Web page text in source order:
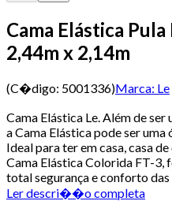
Cama Elástica
2,44m x 2,14m
(C�digo: 5001336)Marca: Le
Cama Elástica Le. Além de
a Cama Elástica pode ser
Ideal para ter em casa, casa
Cama Elástica Colorida FT-3,
total segurança e conforto
Ler descri��o completa